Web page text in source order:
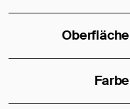
Oberfläche
Farbe